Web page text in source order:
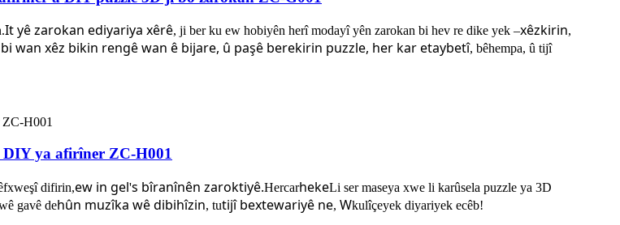
Ityê zarokan ediyariya xêrê, ji ber ku ew hobiyên herî modayî yên zarokan bi hev re dike yek –xêzkirin,
wan xêz bikin rengê wan ê bijare, û paşê berekirin puzzle, her kar etaybetî, bêhempa, û tijî
ya afirîner ZC-H001
difirin,ew in gel's bîranînên zaroktiyê.HercarhekeLi ser maseya xwe li karûsela puzzle ya 3D
gavê dehûn muzîka wê dibihîzin, tutijî bextewariyê ne, Wkulîçeyek diyariyek ecêb!